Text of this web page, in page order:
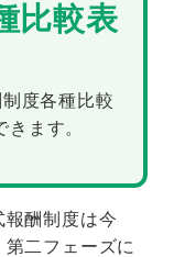
比較表
度各種比較
ます。
酬制度は今
二フェーズに